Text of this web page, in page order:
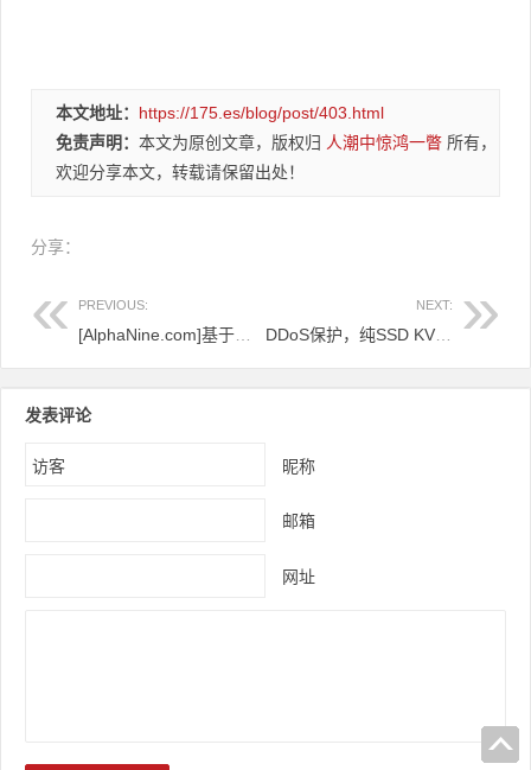
本文地址： https://175.es/blog/post/403.html
免责声明： 本文为原创文章，版权归 人潮中惊鸿一瞥 所有，
欢迎分享本文，转载请保留出处！
分享：
PREVIOUS: NEXT:
DDoS保护，纯SSD KVM VPS起价2美元/月 - Psychz，洛杉矶| 主要是法兰克福
发表评论
昵称
邮箱
网址